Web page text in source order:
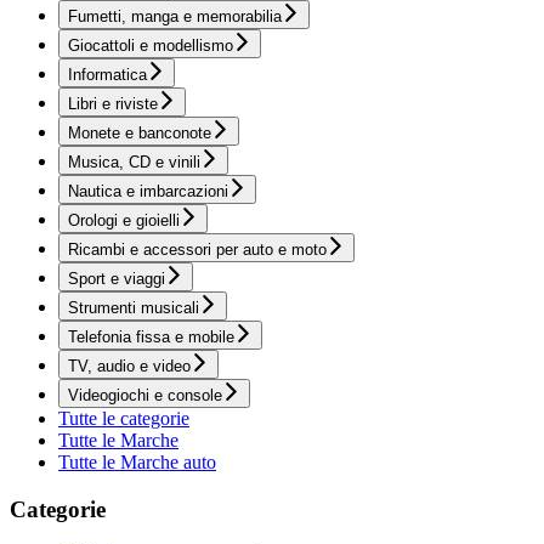
Fumetti, manga e memorabilia
Giocattoli e modellismo
Informatica
Libri e riviste
Monete e banconote
Musica, CD e vinili
Nautica e imbarcazioni
Orologi e gioielli
Ricambi e accessori per auto e moto
Sport e viaggi
Strumenti musicali
Telefonia fissa e mobile
TV, audio e video
Videogiochi e console
Tutte le categorie
Tutte le Marche
Tutte le Marche auto
Categorie